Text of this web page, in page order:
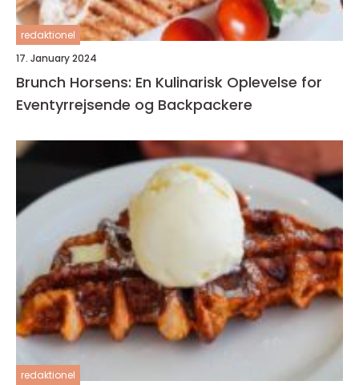
redaktionel
17. January 2024
Brunch Horsens: En Kulinarisk Oplevelse for
Eventyrrejsende og Backpackere
redaktionel